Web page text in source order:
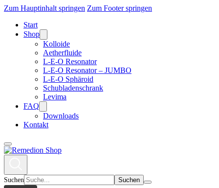
Zum Hauptinhalt springen Zum Footer springen
Start
Shop
Kolloide
Aetherfluide
L-E-O Resonator
L-E-O Resonator – JUMBO
L-E-O Sphäroid
Schubladenschrank
Levima
FAQ
Downloads
Kontakt
Suchen